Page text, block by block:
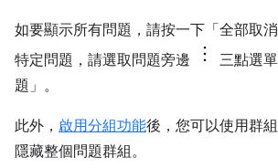
如要顯示所有問題，請按一下「全部取消
特定問題，請選取問題旁邊
三點選
題」 。
此外， 啟用分組功能後，您可以使用群
隱藏整個問題群組。